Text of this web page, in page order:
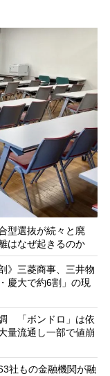
型選抜が続々と廃
はなぜ起きるのか
》三菱商事、三井物
慶大で約6割」の現
「ボンドロ」は依
量流通し一部で値崩
社もの金融機関が融